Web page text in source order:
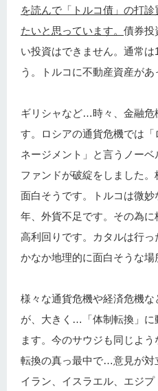
を読んで「トルコ債」の打
たいと思っています。 債券投
い投資はできません。通常は
う。トルコに不動産資産があ
ギリシャなど…時々、金融危
す。ロシアの通貨危機では
ネージメント」と言うノー
ファンドが破綻をしました
面白そうです。トルコは微
年、外貨不足です。その為に
高利回りです。カタルは行
かなか地理的に面白そうな場
様々な通貨危機や経済危機
が、大きく…「体制転換」に
ます。今のサウジも同じよ
転換の真っ最中で…意見が対
イラン、イスラエル、エジ